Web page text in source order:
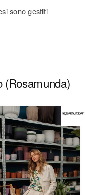
sono gestiti
(Rosamunda)